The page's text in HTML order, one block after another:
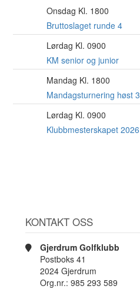
Onsdag Kl. 1800
Bruttoslaget runde 4
Lørdag Kl. 0900
KM senior og junior
Mandag Kl. 1800
Mandagsturnering høst 3
Lørdag Kl. 0900
Klubbmesterskapet 2026
KONTAKT OSS
Gjerdrum Golfklubb
Postboks 41
2024 Gjerdrum
Org.nr.: 985 293 589